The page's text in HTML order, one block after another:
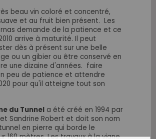
beau vin coloré et concentré,
et au fruit bien présent. Les
demande de la patience et ce
arrive à maturité. Il peut
dès à présent sur une belle
ou un gibier ou être conservé en
une dizaine d'années. faire
peu de patience et attendre
pour qu'il atteigne tout son
du Tunnel a été créé en 1994 par
Sandrine Robert et doit son nom
en pierre qui borde le
160 mètres. Les travaux à la vigne